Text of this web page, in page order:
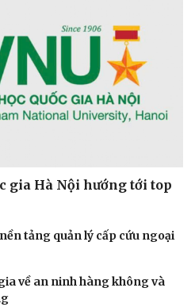
Nhà đẹp
Blog
gia Hà Nội hướng tới top
tảng quản lý cấp cứu ngoại
về an ninh hàng không và